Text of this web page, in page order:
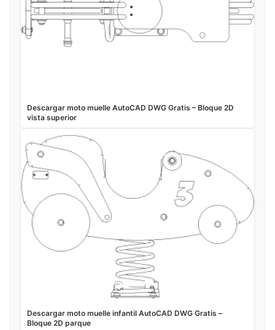
Descargar moto muelle AutoCAD DWG Gratis – Bloque 2D
vista superior
Descargar moto muelle infantil AutoCAD DWG Gratis –
Bloque 2D parque